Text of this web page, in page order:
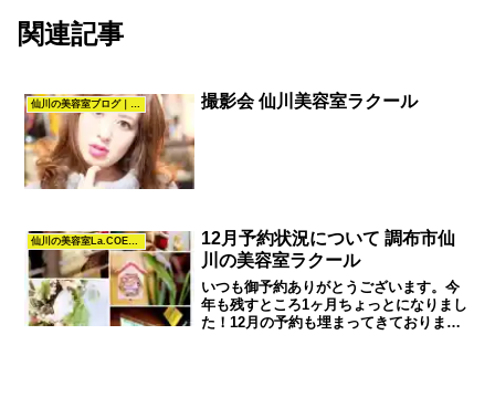
関連記事
仙川の美容室ブログ｜髪質改善・カラー・パーマ・ヘアスタイル｜La.COEUR 撮影会 仙川美容室ラクール
12月予約状況について 調布市仙
川の美容室ラクール
いつも御予約ありがとうございます。今
年も残すところ1ヶ月ちょっとになりまし
た！12月の予約も埋まってきておりま